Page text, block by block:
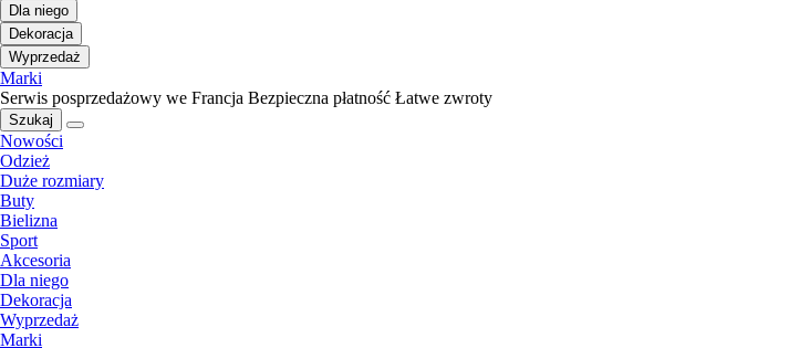
Dla niego
Dekoracja
Wyprzedaż
Marki
Serwis posprzedażowy we Francja Bezpieczna płatność Łatwe zwroty
Szukaj
Nowości
Odzież
Duże rozmiary
Buty
Bielizna
Sport
Akcesoria
Dla niego
Dekoracja
Wyprzedaż
Marki